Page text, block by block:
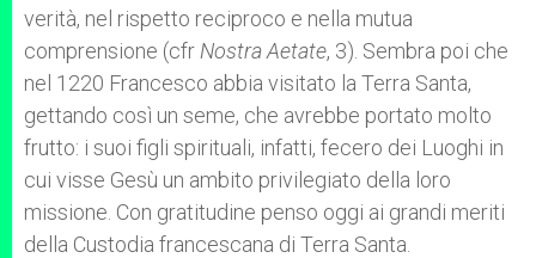
verità, nel rispetto reciproco e nella mutua
comprensione (cfr Nostra Aetate, 3). Sembra poi che
nel 1220 Francesco abbia visitato la Terra Santa,
gettando così un seme, che avrebbe portato molto
frutto: i suoi figli spirituali, infatti, fecero dei Luoghi in
cui visse Gesù un ambito privilegiato della loro
missione. Con gratitudine penso oggi ai grandi meriti
della Custodia francescana di Terra Santa.